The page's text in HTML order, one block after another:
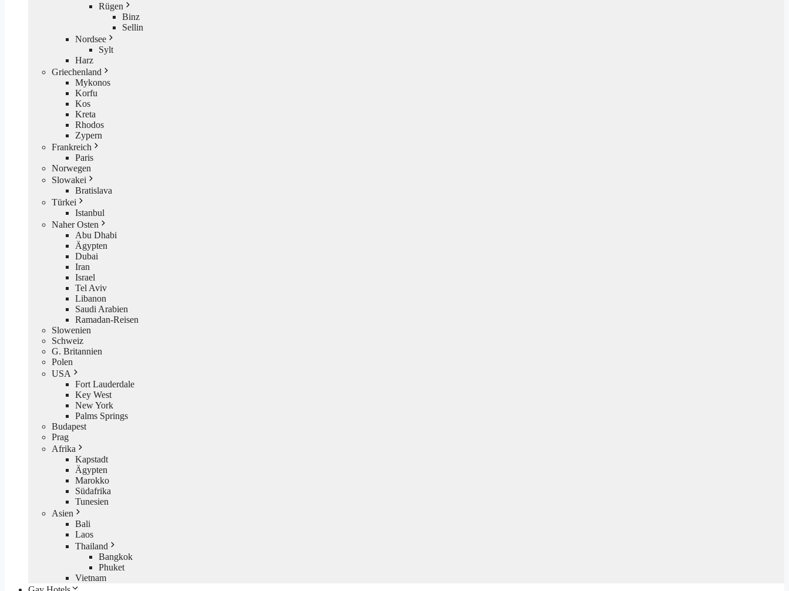
Rügen
Binz
Sellin
Nordsee
Sylt
Harz
Griechenland
Mykonos
Korfu
Kos
Kreta
Rhodos
Zypern
Frankreich
Paris
Norwegen
Slowakei
Bratislava
Türkei
Istanbul
Naher Osten
Abu Dhabi
Ägypten
Dubai
Iran
Israel
Tel Aviv
Libanon
Saudi Arabien
Ramadan-Reisen
Slowenien
Schweiz
G. Britannien
Polen
USA
Fort Lauderdale
Key West
New York
Palms Springs
Budapest
Prag
Afrika
Kapstadt
Ägypten
Marokko
Südafrika
Tunesien
Asien
Bali
Laos
Thailand
Bangkok
Phuket
Vietnam